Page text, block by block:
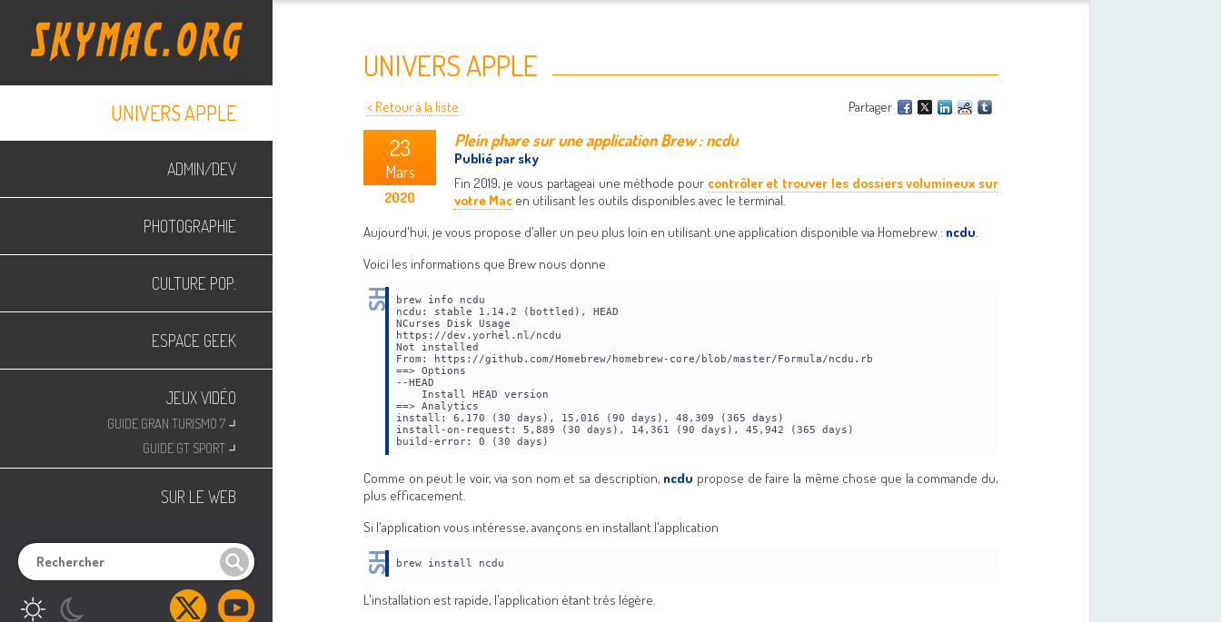
UNIVERS APPLE
ADMIN/DEV
PHOTOGRAPHIE
CULTURE POP.
ESPACE GEEK
JEUX VIDÉO
GUIDE GRAN TURISMO 7 ⌟
GUIDE GT SPORT ⌟
SUR LE WEB
UNIVERS APPLE
Partager
< Retour à la liste
23
Mars
2020
Plein phare sur une application Brew : ncdu
Publié par sky
Fin 2019, je vous partageai une méthode pour contrôler et trouver les dossiers volumineux sur
votre Mac en utilisant les outils disponibles avec le terminal.
Aujourd'hui, je vous propose d'aller un peu plus loin en utilisant une application disponible via Homebrew : ncdu.
Voici les informations que Brew nous donne
brew info ncdu
ncdu: stable 1.14.2 (bottled), HEAD
NCurses Disk Usage
https://dev.yorhel.nl/ncdu
Not installed
From: https://github.com/Homebrew/homebrew-core/blob/master/Formula/ncdu.rb
==> Options
--HEAD
Install HEAD version
==> Analytics
install: 6,170 (30 days), 15,016 (90 days), 48,309 (365 days)
install-on-request: 5,889 (30 days), 14,361 (90 days), 45,942 (365 days)
build-error: 0 (30 days)
Comme on peut le voir, via son nom et sa description, ncdu propose de faire la même chose que la commande du,
plus efficacement.
Si l'application vous intéresse, avançons en installant l'application
brew install ncdu
L'installation est rapide, l'application étant très légère.